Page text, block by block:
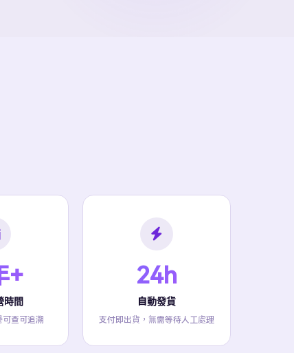
+
時間
查可追溯
24h
自動發貨
支付即出貨，無需等待人工處理